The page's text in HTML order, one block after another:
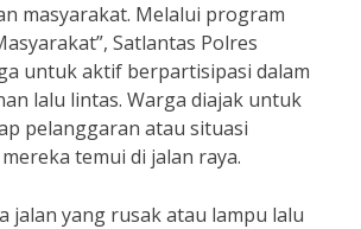
masyarakat. Melalui program
Satlantas Polres
untuk aktif berpartisipasi dalam
lalu lintas. Warga diajak untuk
pelanggaran atau situasi
temui di jalan raya.
jalan yang rusak atau lampu lalu